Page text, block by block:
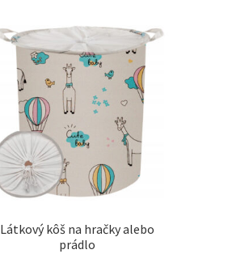
Látkový kôš na hračky alebo
prádlo